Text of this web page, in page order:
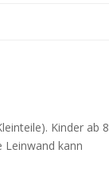
Kinder ab 8
Leinwand kann